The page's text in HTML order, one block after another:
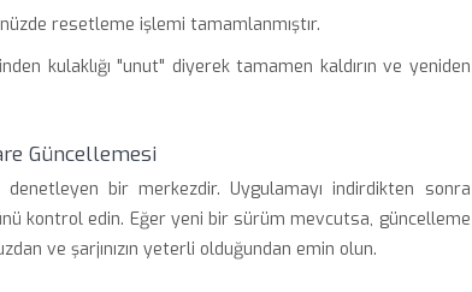
resetleme işlemi tamamlanmıştır.
kulaklığı "unut" diyerek tamamen kaldırın ve yeniden
Güncellemesi
denetleyen bir merkezdir. Uygulamayı indirdikten sonra
kontrol edin. Eğer yeni bir sürüm mevcutsa, güncelleme
ve şarjınızın yeterli olduğundan emin olun.